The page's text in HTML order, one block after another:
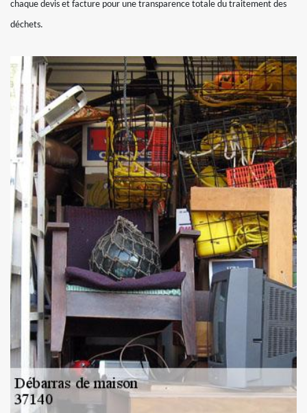
chaque devis et facture pour une transparence totale du traitement des
déchets.